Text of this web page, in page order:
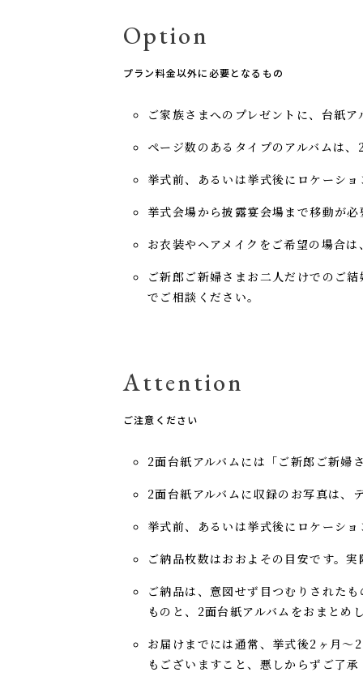
Option
プラン料金以外に必要となるもの
ご家族さまへのプレゼントに、台紙
ページ数のあるタイプのアルバムは
挙式前、あるいは挙式後にロケーシ
挙式会場から披露宴会場まで移動が
お衣装やヘアメイクをご希望の場合
ご新郎ご新婦さまお二人だけでのご
でご相談ください。
Attention
ご注意ください
2面台紙アルバムには「ご新郎ご新
2面台紙アルバムに収録のお写真は、
挙式前、あるいは挙式後にロケーシ
ご納品枚数はおおよその目安です。
ご納品は、意図せず目つむりされた
ものと、2面台紙アルバムをおまとめ
お届けまでには通常、挙式後2ヶ月〜
もございますこと、悪しからずご了